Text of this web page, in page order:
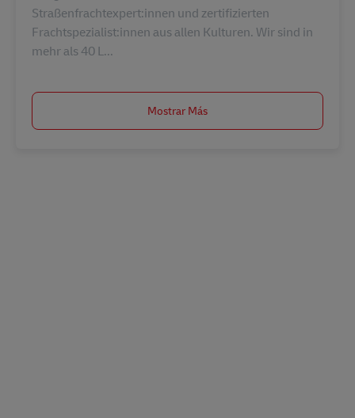
Straßenfrachtexpert:innen und zertifizierten
Frachtspezialist:innen aus allen Kulturen. Wir sind in
mehr als 40 L...
Mostrar Más